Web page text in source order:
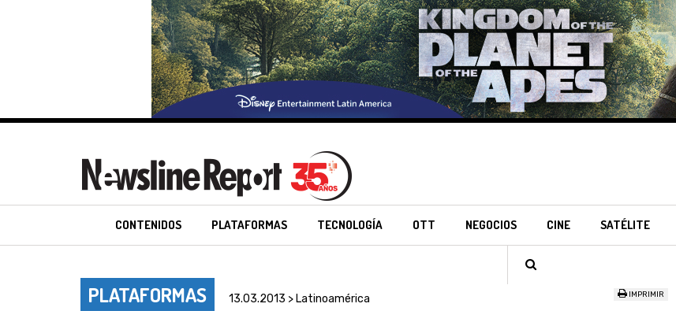
CONTENIDOS PLATAFORMAS TECNOLOGÍA OTT NEGOCIOS CINE SATÉLITE
PLATAFORMAS 13.03.2013 > Latinoamérica IMPRIMIR